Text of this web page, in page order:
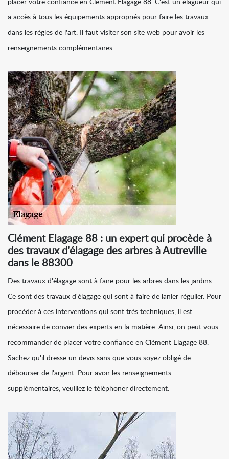
placer votre confiance en Clément Elagage 88. C'est un élagueur qui
a accès à tous les équipements appropriés pour faire les travaux
dans les règles de l'art. Il faut visiter son site web pour avoir les
renseignements complémentaires.
Clément Elagage 88 : un expert qui procède à
des travaux d'élagage des arbres à Autreville
dans le 88300
Des travaux d'élagage sont à faire pour les arbres dans les jardins.
Ce sont des travaux d'élagage qui sont à faire de lanier régulier. Pour
procéder à ces interventions qui sont très techniques, il est
nécessaire de convier des experts en la matière. Ainsi, on peut vous
recommander de placer votre confiance en Clément Elagage 88.
Sachez qu'il dresse un devis sans que vous soyez obligé de
débourser de l'argent. Pour avoir les renseignements
supplémentaires, veuillez le téléphoner directement.